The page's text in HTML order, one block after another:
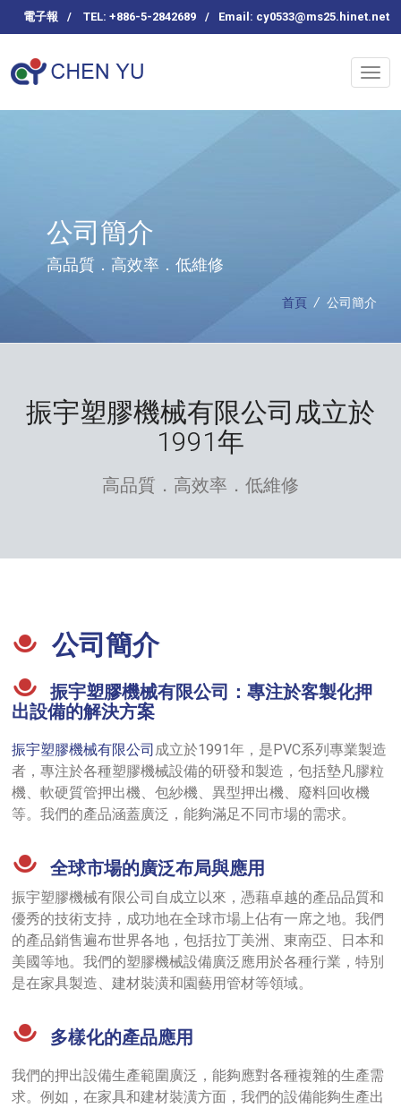
電子報 / TEL: +886-5-2842689 / Email: cy0533@ms25.hinet.net
公司簡介
高品質．高效率．低維修
首頁 / 公司簡介
振宇塑膠機械有限公司成立於
1991年
高品質．高效率．低維修
公司簡介
振宇塑膠機械有限公司：專注於客製化押
出設備的解決方案
振宇塑膠機械有限公司成立於1991年，是PVC系列專業製造
者，專注於各種塑膠機械設備的研發和製造，包括墊凡膠粒
機、軟硬質管押出機、包紗機、異型押出機、廢料回收機
等。我們的產品涵蓋廣泛，能夠滿足不同市場的需求。
全球市場的廣泛布局與應用
振宇塑膠機械有限公司自成立以來，憑藉卓越的產品品質和
優秀的技術支持，成功地在全球市場上佔有一席之地。我們
的產品銷售遍布世界各地，包括拉丁美洲、東南亞、日本和
美國等地。我們的塑膠機械設備廣泛應用於各種行業，特別
是在家具製造、建材裝潢和園藝用管材等領域。
多樣化的產品應用
我們的押出設備生產範圍廣泛，能夠應對各種複雜的生產需
求。例如，在家具和建材裝潢方面，我們的設備能夠生產出